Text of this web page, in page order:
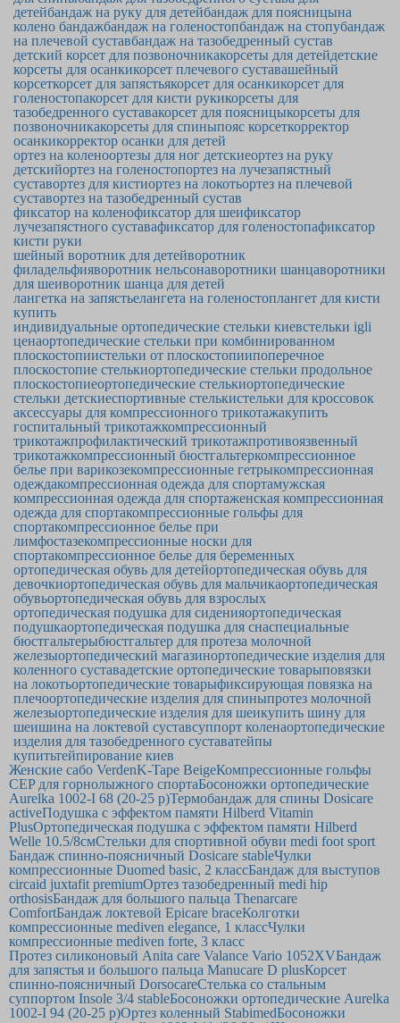
детейбандаж на руку для детейбандаж для поясницына
колено бандажбандаж на голеностопбандаж на стопубандаж
на плечевой суставбандаж на тазобедренный сустав
детский корсет для позвоночникакорсеты для детейдетские
корсеты для осанкикорсет плечевого суставашейный
корсеткорсет для запястьякорсет для осанкикорсет для
голеностопакорсет для кисти рукикорсеты для
тазобедренного суставакорсет для поясницыкорсеты для
позвоночникакорсеты для спиныпояс корсеткорректор
осанкикорректор осанки для детей
ортез на коленоортезы для ног детскиеортез на руку
детскийортез на голеностопортез на лучезапястный
суставортез для кистиортез на локотьортез на плечевой
суставортез на тазобедренный сустав
фиксатор на коленофиксатор для шеификсатор
лучезапястного суставафиксатор для голеностопафиксатор
кисти руки
шейный воротник для детейворотник
филадельфияворотник нельсонаворотники шанцаворотники
для шеиворотник шанца для детей
лангетка на запястьелангета на голеностоплангет для кисти
купить
индивидуальные ортопедические стельки киевстельки igli
ценаортопедические стельки при комбинированном
плоскостопиистельки от плоскостопиипоперечное
плоскостопие стелькиортопедические стельки продольное
плоскостопиеортопедические стелькиортопедические
стельки детскиеспортивные стелькистельки для кроссовок
аксессуары для компрессионного трикотажакупить
госпитальный трикотажкомпрессионный
трикотажпрофилактический трикотажпротивоязвенный
трикотажкомпрессионный бюстгальтеркомпрессионное
белье при варикозекомпрессионные гетрыкомпрессионная
одеждакомпрессионная одежда для спортамужская
компрессионная одежда для спортаженская компрессионная
одежда для спортакомпрессионные гольфы для
спортакомпрессионное белье при
лимфостазекомпрессионные носки для
спортакомпрессионное белье для беременных
ортопедическая обувь для детейортопедическая обувь для
девочкиортопедическая обувь для мальчикаортопедическая
обувьортопедическая обувь для взрослых
ортопедическая подушка для сиденияортопедическая
подушкаортопедическая подушка для снаспециальные
бюстгальтерыбюстгальтер для протеза молочной
железыортопедический магазинортопедические изделия для
коленного суставадетские ортопедические товарыповязки
на локотьортопедические товарыфиксирующая повязка на
плечоортопедические изделия для спиныпротез молочной
железыортопедические изделия для шеикупить шину для
шеишина на локтевой суставсуппорт коленаортопедические
изделия для тазобедренного суставатейпы
купитьтейпирование киев
Женские сабо VerdenK-Tape BeigeКомпрессионные гольфы
CEP для горнолыжного спортаБосоножки ортопедические
Aurelka 1002-I 68 (20-25 р)Термобандаж для спины Dosicare
activeПодушка с эффектом памяти Hilberd Vitamin
PlusОртопедическая подушка с эффектом памяти Hilberd
Welle 10.5/8смСтельки для спортивной обуви medi foot sport
Бандаж спинно-поясничный Dosicare stableЧулки
компрессионные Duomed basic, 2 классБандаж для выступов
circaid juxtafit premiumОртез тазобедренный medi hip
orthosisБандаж для большого пальца Thenarcare
ComfortБандаж локтевой Epicare braceКолготки
компрессионные mediven elegance, 1 классЧулки
компрессионные mediven forte, 3 класс
Протез силиконовый Anita care Valance Vario 1052XVБандаж
для запястья и большого пальца Manucare D plusКорсет
спинно-поясничный DorsocareСтелька со стальным
суппортом Insole 3/4 stableБосоножки ортопедические Aurelka
1002-I 94 (20-25 р)Ортез коленный StabimedБосоножки